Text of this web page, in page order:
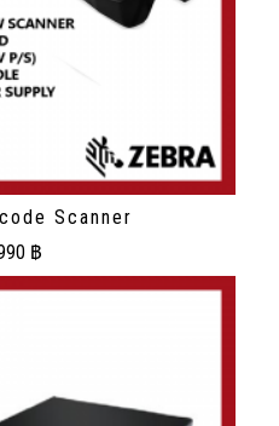
Scanner
฿